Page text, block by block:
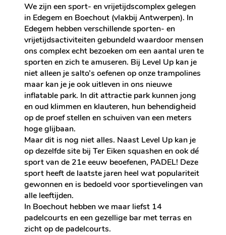
We zijn een sport- en vrijetijdscomplex gelegen
in Edegem en Boechout (vlakbij Antwerpen). In
Edegem hebben verschillende sporten- en
vrijetijdsactiviteiten gebundeld waardoor mensen
ons complex echt bezoeken om een aantal uren te
sporten en zich te amuseren. Bij Level Up kan je
niet alleen je salto’s oefenen op onze trampolines
maar kan je je ook uitleven in ons nieuwe
inflatable park. In dit attractie park kunnen jong
en oud klimmen en klauteren, hun behendigheid
op de proef stellen en schuiven van een meters
hoge glijbaan.
Maar dit is nog niet alles. Naast Level Up kan je
op dezelfde site bij Ter Eiken squashen en ook dé
sport van de 21e eeuw beoefenen, PADEL! Deze
sport heeft de laatste jaren heel wat populariteit
gewonnen en is bedoeld voor sportievelingen van
alle leeftijden.
In Boechout hebben we maar liefst 14
padelcourts en een gezellige bar met terras en
zicht op de padelcourts.